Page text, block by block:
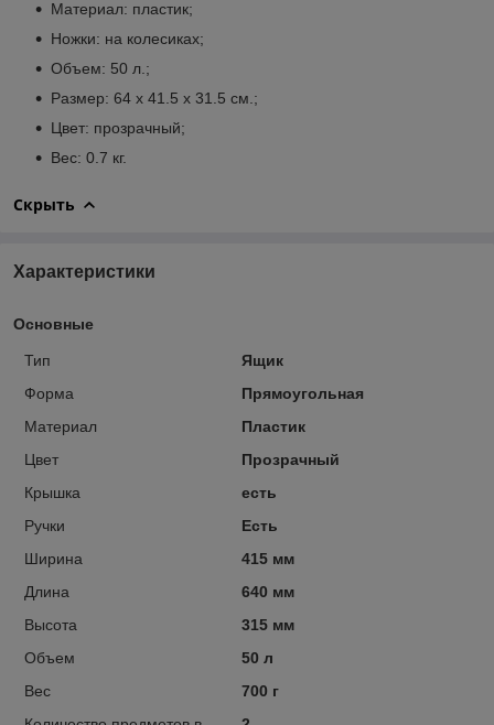
Материал: пластик;
Ножки: на колесиках;
Объем: 50 л.;
Размер: 64 х 41.5 х 31.5 см.;
Цвет: прозрачный;
Вес: 0.7 кг.
Скрыть
Характеристики
Основные
Тип
Ящик
Форма
Прямоугольная
Материал
Пластик
Цвет
Прозрачный
Крышка
есть
Ручки
Есть
Ширина
415 мм
Длина
640 мм
Высота
315 мм
Объем
50 л
Вес
700 г